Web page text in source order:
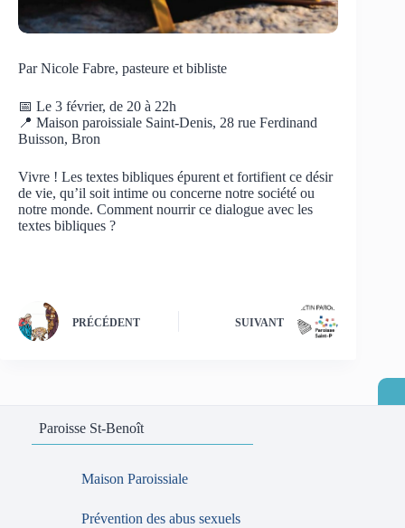
Par Nicole Fabre, pasteure et bibliste
📅 Le 3 février, de 20 à 22h
📍 Maison paroissiale Saint-Denis, 28 rue Ferdinand
Buisson, Bron
Vivre ! Les textes bibliques épurent et fortifient ce désir
de vie, qu’il soit intime ou concerne notre société ou
notre monde. Comment nourrir ce dialogue avec les
textes bibliques ?
PRÉCÉDENT SUIVANT
Paroisse St-Benoît
Maison Paroissiale
Prévention des abus sexuels